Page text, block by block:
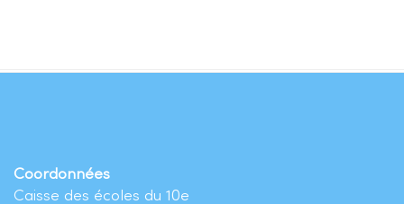
Coordonnées
Caisse des écoles du 10e